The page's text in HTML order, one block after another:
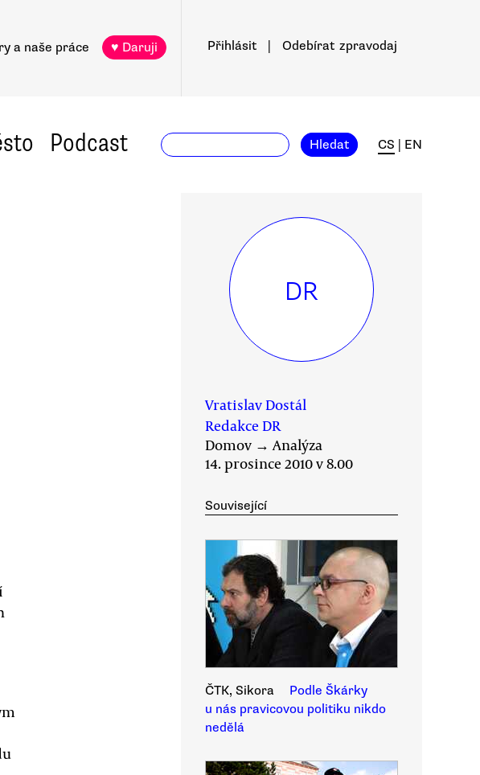
a naše práce ♥ Daruji Přihlásit Odebírat zpravodaj
Podcast Hledat CS EN
DR
Vratislav Dostál
Redakce DR
Domov →Analýza
14. prosince 2010 v 8.00
Související
ČTK, Sikora
Podle Škárky
u nás pravicovou politiku nikdo
nedělá